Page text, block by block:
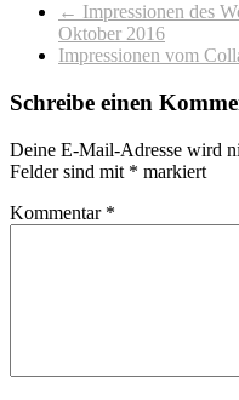
← Impressionen des
Oktober 2016
Impressionen vom
Schreibe einen
Deine E-Mail-Adresse wird
Felder sind mit * markiert
Kommentar *